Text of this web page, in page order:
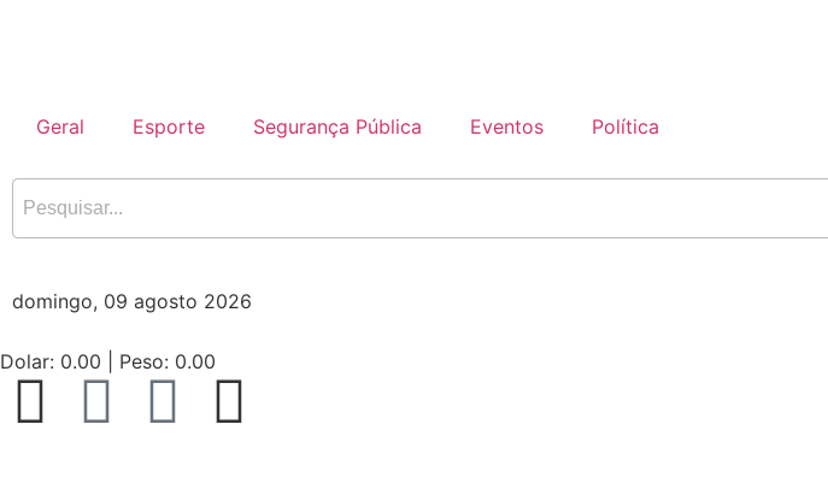
Geral Esporte Segurança Pública Eventos Política
domingo, 09 agosto 2026
Dolar: 0.00 | Peso: 0.00